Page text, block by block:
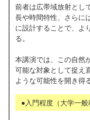
前者は広帯域放射とし
長や時間特性、さらに
に設計することで、よ
る。
本講演では、この自然
可能な対象として捉え
ような可能性を開き得
●入門程度（大学一般